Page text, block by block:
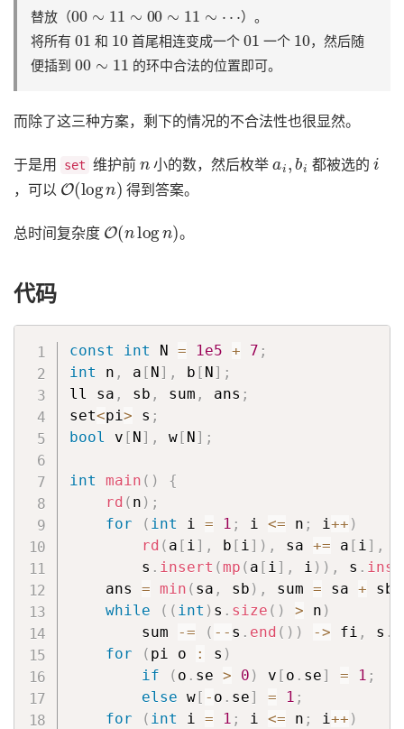
替放（00 11∼ 00∼ ∼
）。
将所有 01 和 10 首尾相连变成一个 01 一个 10
，然后随
便插到 00 11 的环中合法的位置即可。
而除了这三种方案，剩下的情况的不合法性也很显然。
于是用 set 维护前 小的数，然后枚举
b
都被选的
i
，可以
O(log )
得到答案。
总时间复杂度
O( log
。
代码
const int N = 1e5 + 7 ;
int n , a [ N ] , b [ N ] ;
ll sa , sb , sum , ans ;
set<pi> s ;
bool v [ N ] , w[ N ] ;
int main ( )
{
rd ( n ) ;
for
( int i = 1 ; i <= n ; i++ )
rd ( a [ i] , b [ i] ) , sa += a [ i] ,
        s
. insert (mp ( a [ i] , i ) ) , s .
    ans
= min ( sa , sb ) , sum = sa + sb
while
( ( int ) s . size ( ) > n )
        sum
-= ( -- s . end ( ) ) -> fi , s .
for
( pi o : s )
if
( o . se > 0 ) v [ o . se] = 1 ;
else w[ - o . se] = 1 ;
for
( int i = 1 ; i <= n ; i++ )